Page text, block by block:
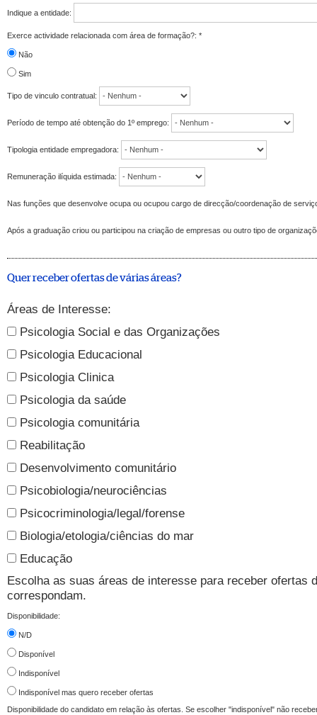
Indique a entidade:
Exerce actividade relacionada com área de formação?: *
Não
Sim
Tipo de vinculo contratual:
Período de tempo até obtenção do 1º emprego:
Tipologia entidade empregadora:
Remuneração ilíquida estimada:
Nas funções que desenvolve ocupa ou ocupou cargo de direcção/coordenação de
Após a graduação criou ou participou na criação de empresas ou outro tipo de
Quer receber ofertas de várias áreas?
Áreas de Interesse:
Psicologia Social e das Organizações
Psicologia Educacional
Psicologia Clinica
Psicologia da saúde
Psicologia comunitária
Reabilitação
Desenvolvimento comunitário
Psicobiologia/neurociências
Psicocriminologia/legal/forense
Biologia/etologia/ciências do mar
Educação
Escolha as suas áreas de interesse para receber ofertas
correspondam.
Disponibilidade:
N/D
Disponível
Indisponível
Indisponível mas quero receber ofertas
Disponibilidade do candidato em relação às ofertas. Se escolher "indisponível" não